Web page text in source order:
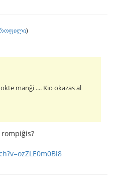
)
manĝi .... Kio okazas al